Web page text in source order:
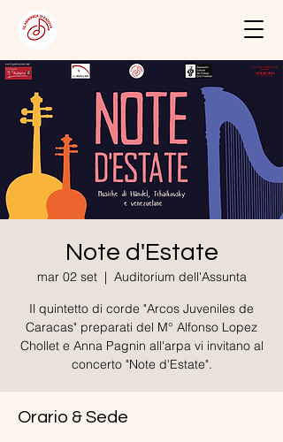
Note d'Estate
mar 02 set
  |
Auditorium dell'Assunta
Il quintetto di corde "Arcos Juveniles de
Caracas" preparati del M° Alfonso Lopez
Chollet e Anna Pagnin all'arpa vi invitano al
concerto "Note d'Estate".
Orario & Sede